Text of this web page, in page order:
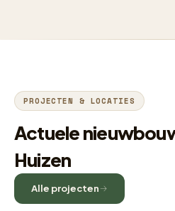
PROJECTEN & LOCATIES
Actuele
Huizen
Alle projecten